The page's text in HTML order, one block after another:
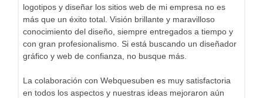
logotipos y diseñar los sitios web de mi empresa no es
más que un éxito total. Visión brillante y maravilloso
conocimiento del diseño, siempre entregados a tiempo y
con gran profesionalismo. Si está buscando un diseñador
gráfico y web de confianza, no busque más.
La colaboración con Webquesuben es muy satisfactoria
en todos los aspectos y nuestras ideas mejoraron aún